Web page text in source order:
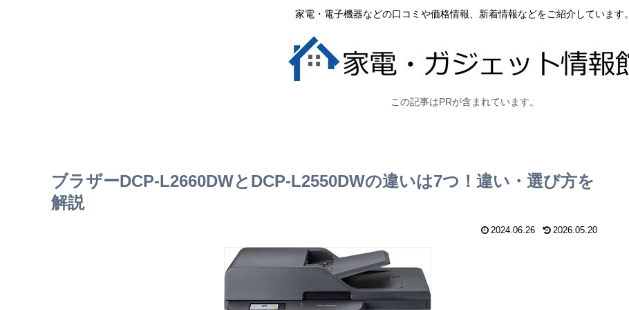
家電・電子機器などの口コミや価格情報、新着情報などをご紹介しています。
この記事はPRが含まれています。
ブラザーDCP-L2660DWとDCP-L2550DWの違いは7つ！違い・選び方を
解説
2024.06.26 2026.05.20